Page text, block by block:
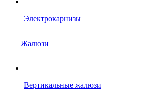
Электрокарнизы
Жалюзи
Вертикальные жалюзи